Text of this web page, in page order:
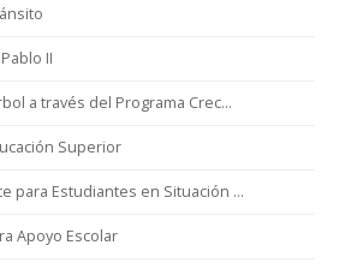
II
a través del Programa Crec...
Superior
para Estudiantes en Situación ...
Apoyo Escolar